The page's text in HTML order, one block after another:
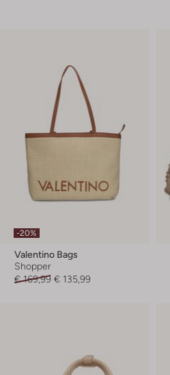
-20%
Valentino Bags
Shopper
€ 169,99 € 135,99